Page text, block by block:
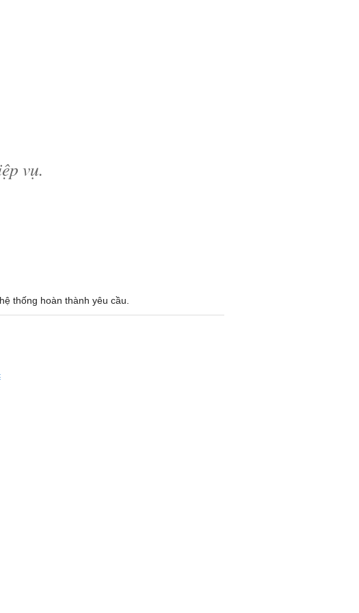
vụ.
thống hoàn thành yêu cầu.